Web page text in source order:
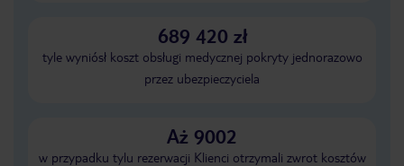
689 420 zł
tyle wyniósł koszt obsługi medycznej pokryty jednorazowo
przez ubezpieczyciela
Aż 9002
w przypadku tylu rezerwacji Klienci otrzymali zwrot kosztów